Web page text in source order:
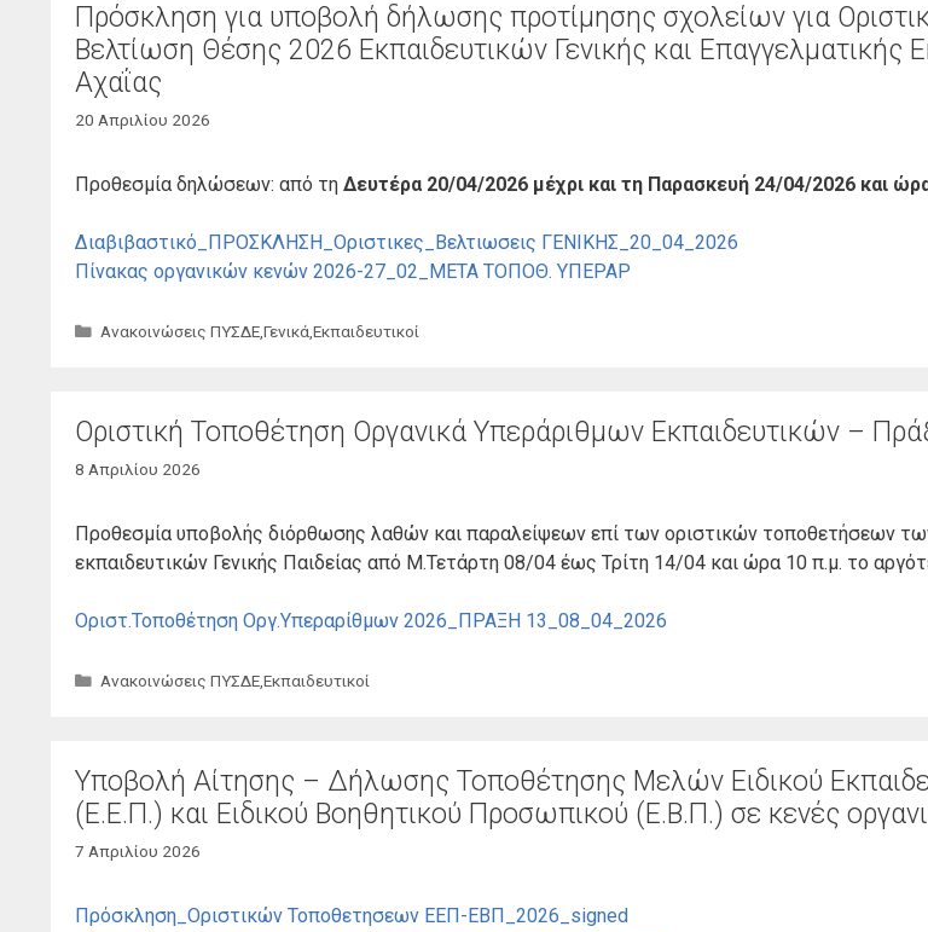
Πρόσκληση για υποβολή δήλωσης προτίμησης σχολείων για
Βελτίωση Θέσης 2026 Εκπαιδευτικών Γενικής και Επαγγελματικής
Αχαΐας
20 Απριλίου 2026
Προθεσμία δηλώσεων: από τη Δευτέρα 20/04/2026 μέχρι και τη Παρασκευή 24/04/2026 και
Διαβιβαστικό_ΠΡΟΣΚΛΗΣΗ_Οριστικες_Βελτιωσεις ΓΕΝΙΚΗΣ_20_04_2026
Πίνακας οργανικών κενών 2026-27_02_ΜΕΤΑ ΤΟΠΟΘ. ΥΠΕΡΑΡ
Κατηγορίες
Ανακοινώσεις ΠΥΣΔΕ,Γενικά,Εκπαιδευτικοί
Οριστική Τοποθέτηση Οργανικά Υπεράριθμων Εκπαιδευτικών –
8 Απριλίου 2026
Προθεσμία υποβολής διόρθωσης λαθών και παραλείψεων επί των οριστικών τοποθετήσεων
εκπαιδευτικών Γενικής Παιδείας από Μ.Τετάρτη 08/04 έως Τρίτη 14/04 και ώρα 10 π.μ. το
Οριστ.Τοποθέτηση Οργ.Υπεραρίθμων 2026_ΠΡΑΞΗ 13_08_04_2026
Κατηγορίες
Ανακοινώσεις ΠΥΣΔΕ,Εκπαιδευτικοί
Υποβολή Αίτησης – Δήλωσης Τοποθέτησης Μελών Ειδικού
(Ε.Ε.Π.) και Ειδικού Βοηθητικού Προσωπικού (Ε.Β.Π.) σε κενές
7 Απριλίου 2026
Πρόσκληση_Οριστικών Τοποθετησεων ΕΕΠ-ΕΒΠ_2026_signed